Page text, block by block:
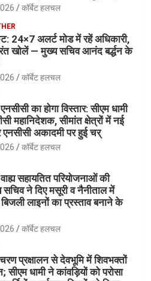
कॉर्बेट हलचल
24×7 अलर्ट मोड में रहें अधिकारी,
खोलें — मुख्य सचिव आनंद बर्द्धन के
कॉर्बेट हलचल
का होगा विस्तार: सीएम धामी
महानिदेशक, सीमांत क्षेत्रों में नई
अकादमी पर हुई चर्
कॉर्बेट हलचल
सहायतित परियोजनाओं की
सचिव ने दिए मसूरी व नैनीताल में
लाइनों का प्रस्ताव बनाने के
कॉर्बेट हलचल
चरण प्रक्षालन से देवभूमि में शिवभक्तों
धामी ने कांवड़ियों को परोसा